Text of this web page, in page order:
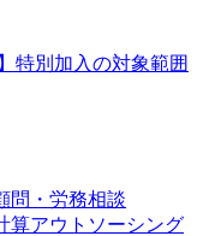
特別加入の対象範囲
問・労務相談
算アウトソーシング